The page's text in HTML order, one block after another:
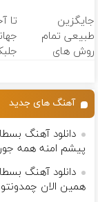
جایگزین
طبیعی تمام
روش های
تا
آهنگ های جدید
دانلود آهنگ
پیشم امنه همه
دانلود آهنگ
همین الان چمدونتو